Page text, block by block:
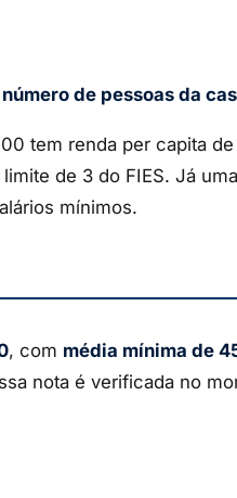
de pessoas da
tem renda per capita
de 3 do FIES. Já
mínimos.
, com média mínima de
nota é verificada no